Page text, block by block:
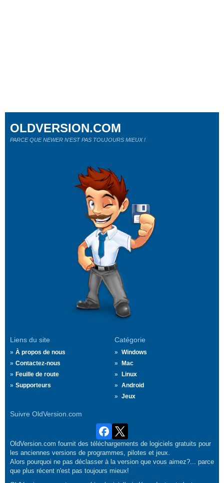
Liens du site
À propos de nous
Contactez-nous
Feuille de route
Supporteurs
Catégorie
Windows
Mac
Linux
Android
Jeux
Suivre OldVersion.com
OLDVERSION.COM
PARCE QUE NEWER N'EST PAS TOUJOURS MIEUX !
OldVersion.com fournit des téléchargements de logiciels gratuits pour
les anciennes versions de programmes, pilotes et jeux.
Alors pourquoi ne pas déclasser à la version que vous aimez?... parce
que plus récent n'est pas toujours mieux!